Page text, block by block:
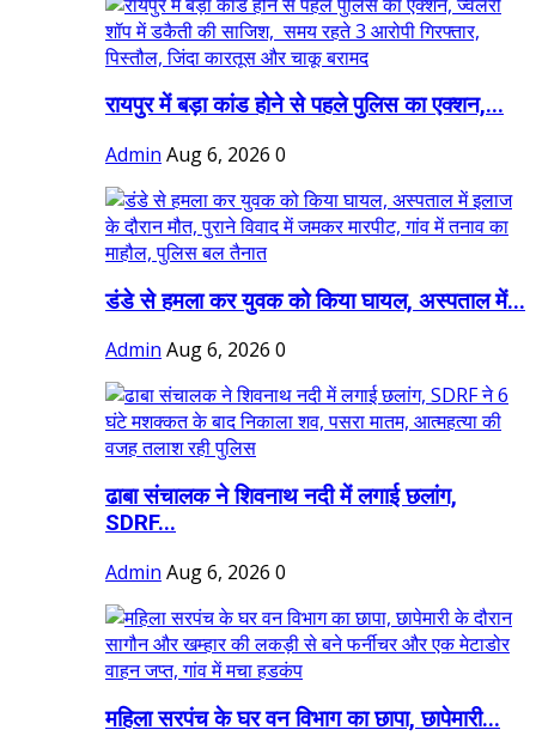
रायपुर में बड़ा कांड होने से पहले पुलिस का एक्शन,...
Admin Aug 6, 2026 0
डंडे से हमला कर युवक को किया घायल, अस्पताल में...
Admin Aug 6, 2026 0
ढाबा संचालक ने शिवनाथ नदी में लगाई छलांग,
SDRF...
Admin Aug 6, 2026 0
महिला सरपंच के घर वन विभाग का छापा, छापेमारी...